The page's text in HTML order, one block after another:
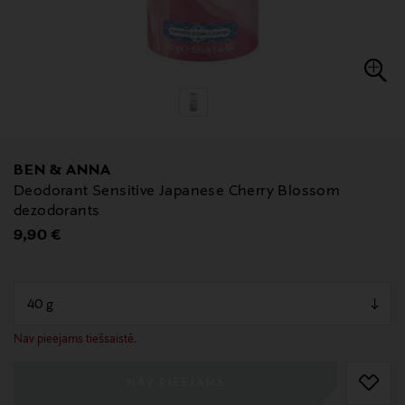
BEN & ANNA
Deodorant Sensitive Japanese Cherry Blossom
dezodorants
Original Price
9,90 €
Nav pieejams tiešsaistē.
null